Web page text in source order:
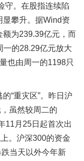
守。在股指连续陷
显攀升。据Wind资
额为239.39亿元，而
一的28.29亿元放大
也由周一的1198只
“重灾区”。昨日沪
虽然较周二的
11月25日起首次出
。沪深300的资金
当天以外今年新